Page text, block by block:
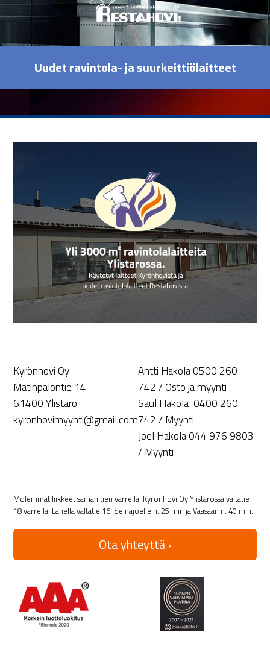
Uudet ravintola- ja suurkeittiölaitteet
Kyrönhovi Oy
Matinpalontie 14
61400 Ylistaro
kyronhovimyynti@gmail.com
Antti Hakola 0500 260
742 / Osto ja myynti
Saul Hakola 0400 260
742 / Myynti
Joel Hakola 044 976 9803
/ Myynti
Molemmat liikkeet saman tien varrella. Kyrönhovi Oy Ylistarossa valtatie
18 varrella. Lähellä valtatie 16. Seinäjoelle n. 25 min ja Vaasaan n. 40 min.
Ota yhteyttä ›